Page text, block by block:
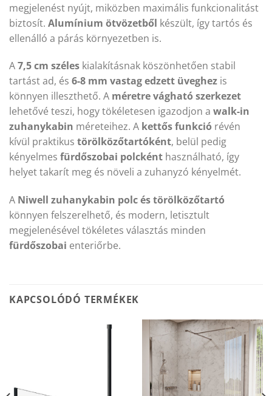
megjelenést nyújt, miközben maximális funkcionalitást
biztosít. Alumínium ötvözetből készült, így tartós és
ellenálló a párás környezetben is.
A7,5 cm széles kialakításnak köszönhetően stabil
tartást ad, és 6-8 mm vastag edzett üveghez is
könnyen illeszthető. A méretre vágható szerkezet
lehetővé teszi, hogy tökéletesen igazodjon a walk-in
zuhanykabin méreteihez. A kettős funkció révén
kívül praktikus törölközőtartóként, belül pedig
kényelmes fürdőszobai polcként használható, így
helyet takarít meg és növeli a zuhanyzó kényelmét.
A Niwell zuhanykabin polc és törölközőtartó
könnyen felszerelhető, és modern, letisztult
megjelenésével tökéletes választás minden
fürdőszobai enteriőrbe.
KAPCSOLÓDÓ TERMÉKEK